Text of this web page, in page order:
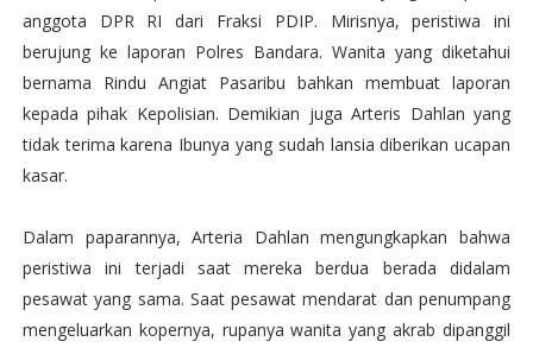
anggota DPR RI dari Fraksi PDIP. Mirisnya, peristiwa ini
berujung ke laporan Polres Bandara. Wanita yang diketahui
bernama Rindu Angiat Pasaribu bahkan membuat laporan
kepada pihak Kepolisian. Demikian juga Arteris Dahlan yang
tidak terima karena Ibunya yang sudah lansia diberikan ucapan
kasar.
Dalam paparannya, Arteria Dahlan mengungkapkan bahwa
peristiwa ini terjadi saat mereka berdua berada didalam
pesawat yang sama. Saat pesawat mendarat dan penumpang
mengeluarkan kopernya, rupanya wanita yang akrab dipanggil